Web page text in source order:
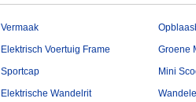
Vermaak
Elektrisch Voertuig Frame Groene
Sportcap Mini
Elektrische Wandelrit